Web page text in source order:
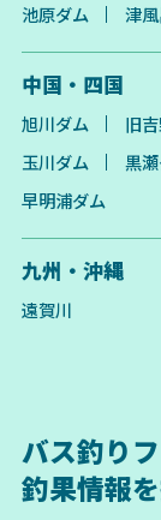
池原ダム
津
中国・四国
旭川ダム 旧
玉川ダム
黒
早明浦ダム
九州・沖縄
遠賀川
バス釣り
釣果情報